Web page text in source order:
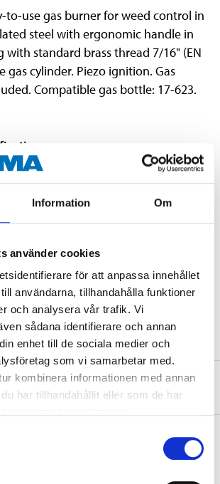
Information Om
använder cookies
för att anpassa innehållet
användarna, tillhandahålla funktioner
och analysera vår trafik. Vi
sådana identifierare och annan
enhet till de sociala medier och
som vi samarbetar med.
kombinera informationen med annan
har tillhandahållit eller som de har
to-use gas burner for weed control in
steel with ergonomic handle in
with standard brass thread 7/16" (EN
gas cylinder. Piezo ignition. Gas
Compatible gas bottle: 17-623.
86 cm
2,5 cm
0,35 mm
343 g/h
730 g